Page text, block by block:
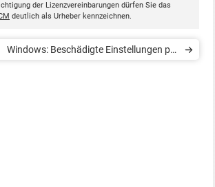
der Lizenzvereinbarungen dürfen Sie das
deutlich als Urheber kennzeichnen.
Windows: Beschädigte Einstellungen per